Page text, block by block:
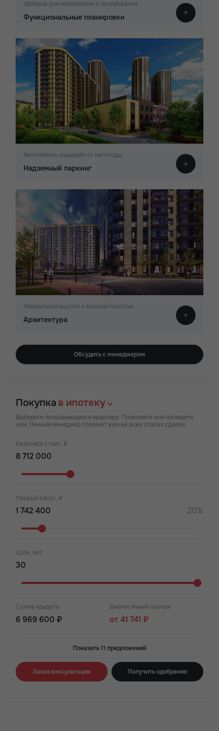
Удобные для меблировки и зонирования
Функциональные планировки
Автомобиль защищён от непогоды
Надземный паркинг
Нереальная высота и высший пилотаж
Архитектура
Обсудить с менеджером
Покупка в ипотеку
Выберите понравившуюся квартиру. Позвоните или напишите
нам. Личный менеджер поможет вам на всех этапах сделки.
Квартира стоит, ₽
Первый взнос, ₽
20%
Срок, лет
Сумма кредита
6 969 600 ₽
Ежемесячный платеж
от 41 741 ₽
Показать 11 предложений
Заказ консультации Получить одобрение